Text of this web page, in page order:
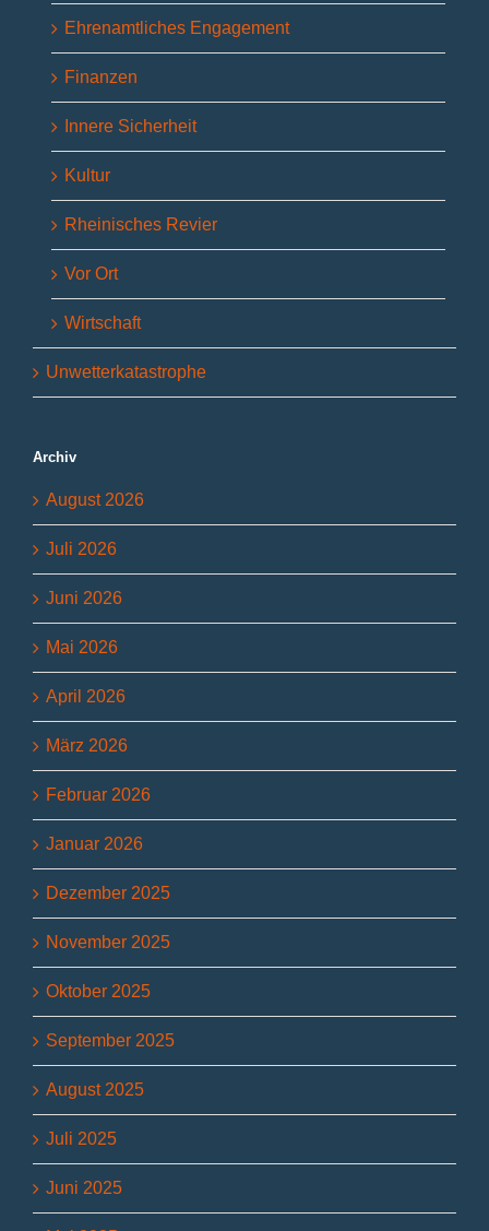
Ehrenamtliches Engagement
Finanzen
Innere Sicherheit
Kultur
Rheinisches Revier
Vor Ort
Wirtschaft
Unwetterkatastrophe
Archiv
August 2026
Juli 2026
Juni 2026
Mai 2026
April 2026
März 2026
Februar 2026
Januar 2026
Dezember 2025
November 2025
Oktober 2025
September 2025
August 2025
Juli 2025
Juni 2025